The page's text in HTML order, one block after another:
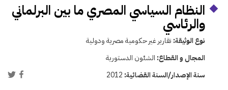
النظام السياسي المصري ما بين البرلماني
والرئاسي
نوع الوثيقة: تقارير غير حكومية مصرية ودولية
المجال و القطاع: الشئون الدستورية
سنة الإصدار/السنة القضائية: 2012